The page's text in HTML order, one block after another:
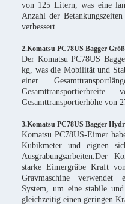
von 125 Litern, was eine
Anzahl der
verbessert.
2.Komatsu PC78US Bagger
Der Komatsu PC78US
kg, was die Mobilität und
einer
Gesamttransportierhöhe von
3.Komatsu PC78US Bagger
Komatsu PC78US-Eimer
Kubikmeter und eignen
Ausgrabungsarbeiten.Der
starke Eimergräbe Kraft
Gravmaschine verwendet
System, um eine stabile
gleichzeitig einen geringen